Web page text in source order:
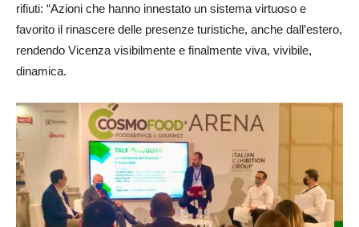
rifiuti: “Azioni che hanno innestato un sistema virtuoso e
favorito il rinascere delle presenze turistiche, anche dall’estero,
rendendo Vicenza visibilmente e finalmente viva, vivibile,
dinamica.